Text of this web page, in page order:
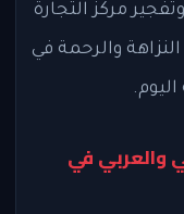
11 سبتمبر وتفجير مركز التجارة
أهمية النزاهة والرحمة في
والعربي في